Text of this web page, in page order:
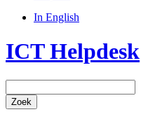
In English
ICT Helpdesk
Zoek